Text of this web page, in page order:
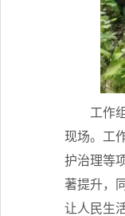
工作
现场。工
护治理等
著提升，
让人民生